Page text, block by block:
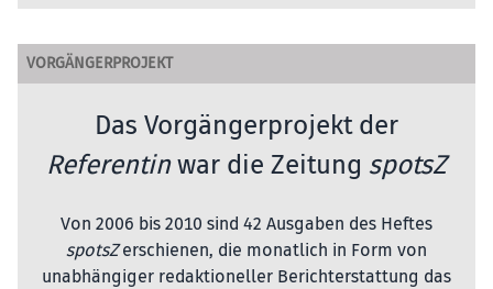
VORGÄNGERPROJEKT
Das Vorgängerprojekt der
Referentinwar die Zeitung spotsZ
Von 2006 bis 2010 sind 42 Ausgaben des Heftes
spotsZerschienen, die monatlich in Form von
unabhängiger redaktioneller Berichterstattung das